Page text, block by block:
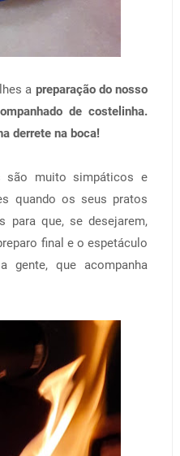
a preparação do nosso
de costelinha.
derrete na boca!
muito simpáticos e
quando os seus pratos
para que, se desejarem,
final e o espetáculo
gente, que acompanha